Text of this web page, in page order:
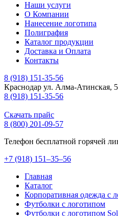
Наши услуги
О Компании
Нанесение логотипа
Полиграфия
Каталог продукции
Доставка и Оплата
Контакты
8 (918) 151-35-56
Краснодар ул. Алма-Атинская,
8 (918) 151-35-56
Скачать прайс
8 (800) 201-09-57
Телефон бесплатной горячей
+7 (918) 151–35–56
Главная
Каталог
Корпоративная одежда с
Футболки с логотипом
Футболки с логотипом